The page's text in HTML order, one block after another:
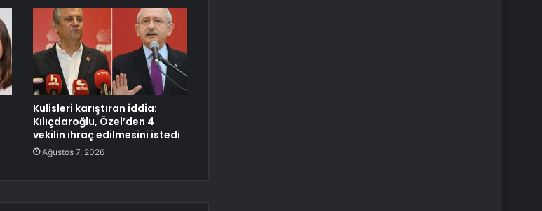
Kulisleri karıştıran iddia:
Kılıçdaroğlu, Özel’den 4
vekilin ihraç edilmesini istedi
Ağustos 7, 2026